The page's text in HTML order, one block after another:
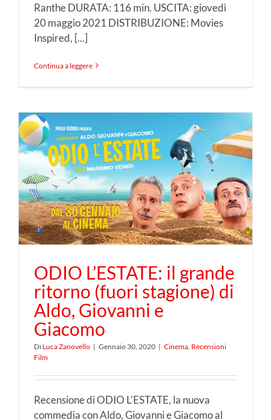
Ranthe DURATA: 116 min. USCITA: giovedì
20 maggio 2021 DISTRIBUZIONE: Movies
Inspired, [...]
Continua a leggere
ODIO L’ESTATE: il grande
ritorno (fuori stagione) di
Aldo, Giovanni e
Giacomo
Di Luca Zanovello | Gennaio 30, 2020 | Cinema Recensioni
Film
Recensione di ODIO L'ESTATE, la nuova
commedia con Aldo, Giovanni e Giacomo al